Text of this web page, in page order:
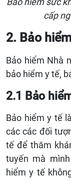
cấp
2. Bảo
Bảo hiểm Nhà
bảo hiểm y tế,
2.1 Bảo
Bảo hiểm y tế
các các đối
tế để thăm
tuyến mà
hiểm y tế